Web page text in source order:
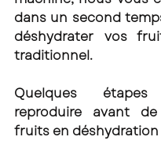
dans un second
déshydrater vos
traditionnel.
Quelques
reproduire avant
fruits en déshydration